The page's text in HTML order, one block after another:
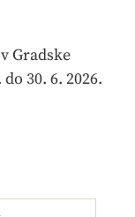
Gradske
30. 6. 2026.